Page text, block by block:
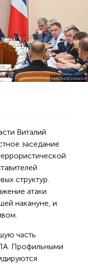
T.ME/HOCENKOVP
Виталий
заседание
структур.
атаки
накануне, и
часть
Профильными